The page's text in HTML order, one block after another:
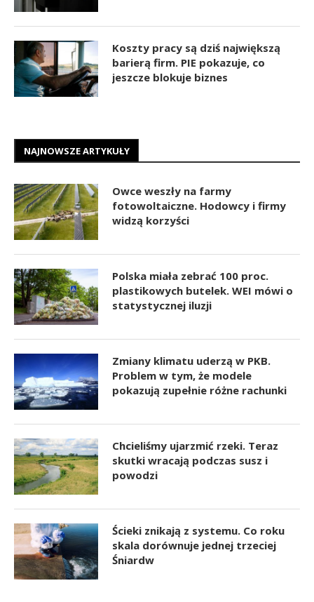
Koszty pracy są dziś największą
barierą firm. PIE pokazuje, co
jeszcze blokuje biznes
NAJNOWSZE ARTYKUŁY
Owce weszły na farmy
fotowoltaiczne. Hodowcy i firmy
widzą korzyści
Polska miała zebrać 100 proc.
plastikowych butelek. WEI mówi o
statystycznej iluzji
Zmiany klimatu uderzą w PKB.
Problem w tym, że modele
pokazują zupełnie różne rachunki
Chcieliśmy ujarzmić rzeki. Teraz
skutki wracają podczas susz i
powodzi
Ścieki znikają z systemu. Co roku
skala dorównuje jednej trzeciej
Śniardw